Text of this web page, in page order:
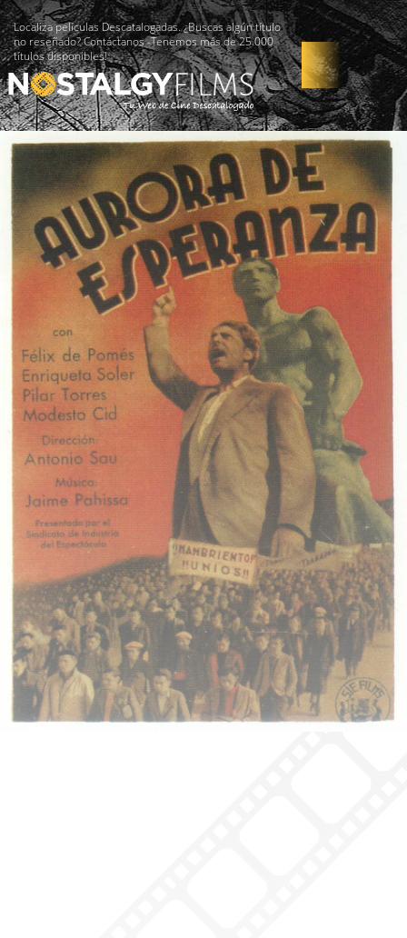
Localiza películas Descatalogadas. ¿Buscas algún título
no reseñado? Contáctanos -Tenemos más de 25.000
títulos disponibles!